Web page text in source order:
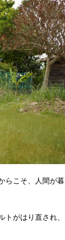
らこそ、人間が暮
がはり直され、